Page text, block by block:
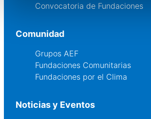
Convocatoria de Fundaciones
Comunidad
Grupos AEF
Fundaciones Comunitarias
Fundaciones por el Clima
Noticias y Eventos